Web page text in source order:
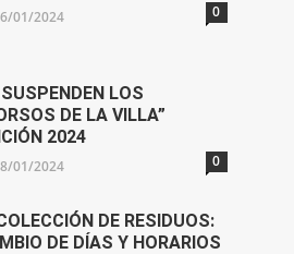
01/2024 0
LOS
DE LA VILLA”
2024
01/2024 0
DE RESIDUOS:
DE DÍAS Y HORARIOS